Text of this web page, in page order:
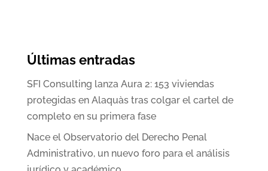
Últimas entradas
SFI Consulting lanza Aura 2: 153 viviendas
protegidas en Alaquàs tras colgar el cartel de
completo en su primera fase
Nace el Observatorio del Derecho Penal
Administrativo, un nuevo foro para el análisis